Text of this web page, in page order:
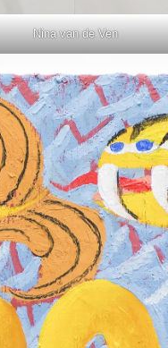
Nina van de Ven